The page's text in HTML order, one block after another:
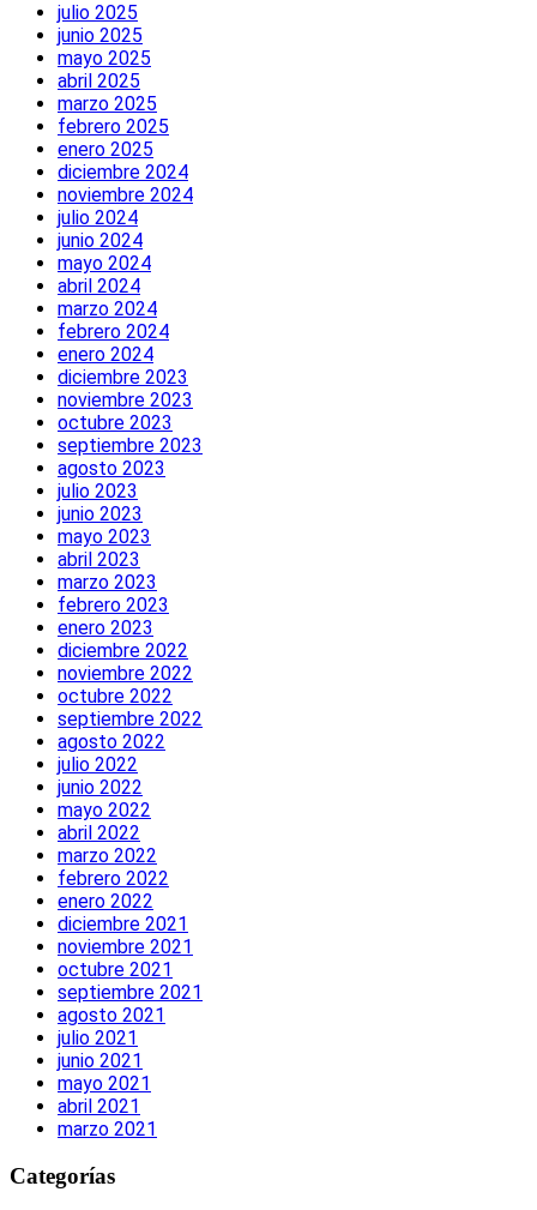
julio 2025
junio 2025
mayo 2025
abril 2025
marzo 2025
febrero 2025
enero 2025
diciembre 2024
noviembre 2024
julio 2024
junio 2024
mayo 2024
abril 2024
marzo 2024
febrero 2024
enero 2024
diciembre 2023
noviembre 2023
octubre 2023
septiembre 2023
agosto 2023
julio 2023
junio 2023
mayo 2023
abril 2023
marzo 2023
febrero 2023
enero 2023
diciembre 2022
noviembre 2022
octubre 2022
septiembre 2022
agosto 2022
julio 2022
junio 2022
mayo 2022
abril 2022
marzo 2022
febrero 2022
enero 2022
diciembre 2021
noviembre 2021
octubre 2021
septiembre 2021
agosto 2021
julio 2021
junio 2021
mayo 2021
abril 2021
marzo 2021
Categorías